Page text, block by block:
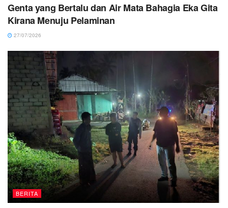
Genta yang Bertalu dan Air Mata Bahagia Eka Gita
Kirana Menuju Pelaminan
27/07/2026
BERITA